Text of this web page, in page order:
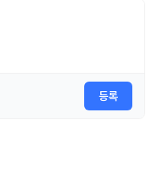
등록